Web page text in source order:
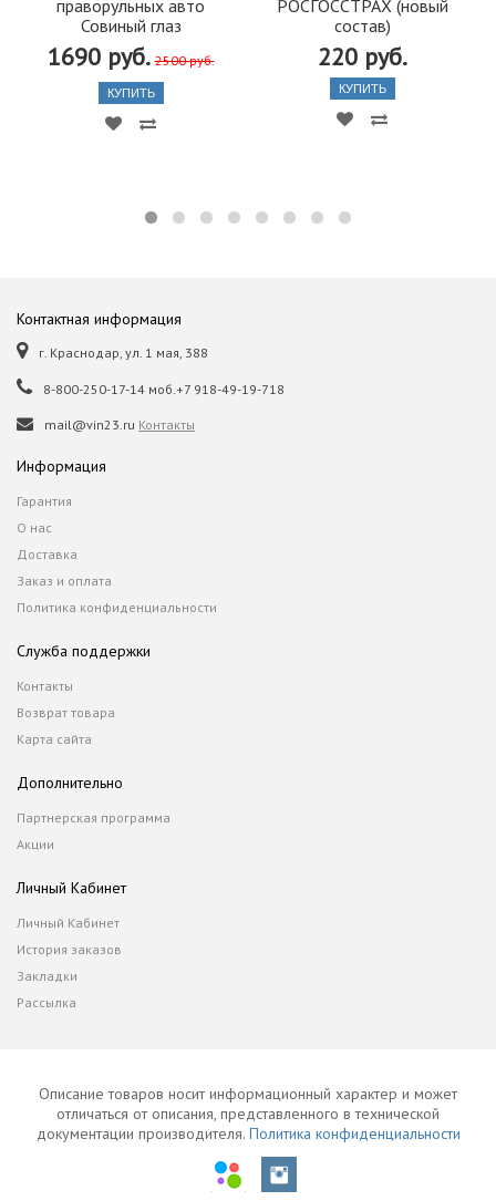
праворульных авто
Совиный глаз
1690 руб. 2500 руб.
КУПИТЬ
РОСГОССТРАХ (новый
состав)
220 руб.
КУПИТЬ
Контактная информация
г. Краснодар, ул. 1 мая, 388
8-800-250-17-14 моб.+7 918-49-19-718
mail@vin23.ru Контакты
Информация
Гарантия
О нас
Доставка
Заказ и оплата
Политика конфиденциальности
Служба поддержки
Контакты
Возврат товара
Карта сайта
Дополнительно
Партнерская программа
Акции
Личный Кабинет
Личный Кабинет
История заказов
Закладки
Рассылка
Описание товаров носит информационный характер и может
отличаться от описания, представленного в технической
документации производителя. Политика конфиденциальности